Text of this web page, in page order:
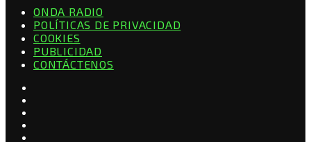
ONDA RADIO
POLÍTICAS DE PRIVACIDAD
COOKIES
PUBLICIDAD
CONTÁCTENOS